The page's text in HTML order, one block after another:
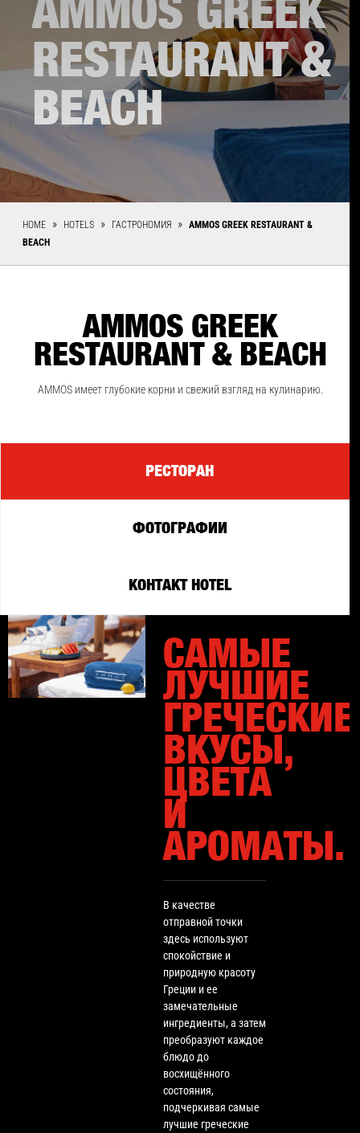
AMMOS GREEK
RESTAURANT &
BEACH
HOME HOTELS ГАСТРОНОМИЯ
AMMOS GREEK RESTAURANT &
BEACH
AMMOS GREEK
RESTAURANT & BEACH
AMMOS имеет глубокие корни и свежий взгляд на кулинарию.
РЕСТОРАН
ФОТОГРАФИИ
КОНТАКТ HOTEL
CАМЫЕ
ЛУЧШИЕ
ГРЕЧЕСКИЕ
ВКУСЫ,
ЦВЕТА
И
АРОМАТЫ.
В качестве
отправной точки
здесь используют
спокойствие и
природную красоту
Греции и ее
замечательные
ингредиенты, а затем
преобразуют каждое
блюдо до
восхищённого
состояния,
подчеркивая самые
лучшие греческие